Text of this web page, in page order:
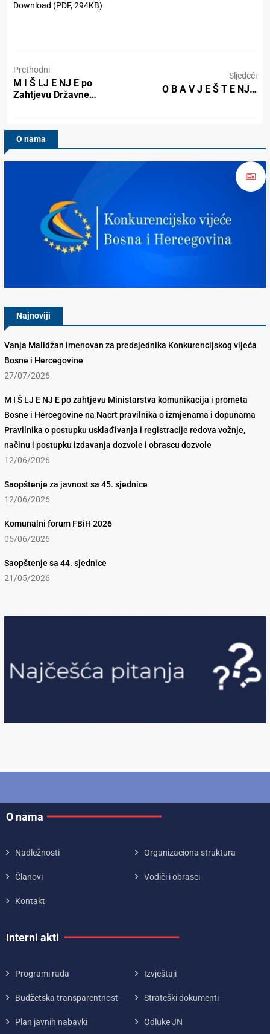
Download (PDF, 294KB)
Prethodni
M I Š LJ E NJ E po
Zahtjevu Državne…
Sljedeći
O B A V J E Š T E NJ…
O nama
Najnoviji
Vanja Malidžan imenovan za predsjednika Konkurencijskog vijeća
Bosne i Hercegovine
27/07/2026
M I Š LJ E NJ E po zahtjevu Ministarstva komunikacija i prometa
Bosne i Hercegovine na Nacrt pravilnika o izmjenama i dopunama
Pravilnika o postupku usklađivanja i registracije redova vožnje,
načinu i postupku izdavanja dozvole i obrascu dozvole
12/06/2026
Saopštenje za javnost sa 45. sjednice
12/06/2026
Komunalni forum FBiH 2026
05/06/2026
Saopštenje sa 44. sjednice
21/05/2026
O nama
Nadležnosti Organizaciona struktura
Članovi Vodiči i obrasci
Kontakt
Interni akti
Programi rada Izvještaji
Budžetska transparentnost Strateški dokumenti
Plan javnih nabavki Odluke JN